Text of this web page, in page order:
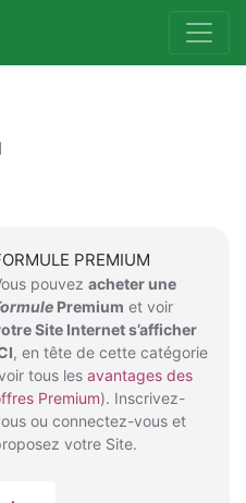
PREMIUM
pouvez acheter une
Premium et voir
Site Internet s’afficher
, en tête de cette catégorie
tous les avantages des
Premium). Inscrivez-
ou connectez-vous et
votre Site.